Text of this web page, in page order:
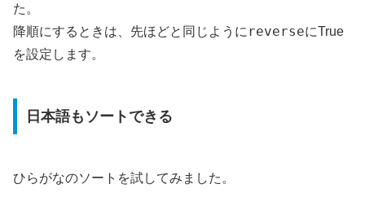
た。
降順にするときは、先ほどと同じように reverseにTrue
を設定します。
日本語もソートできる
ひらがなのソートを試してみました。